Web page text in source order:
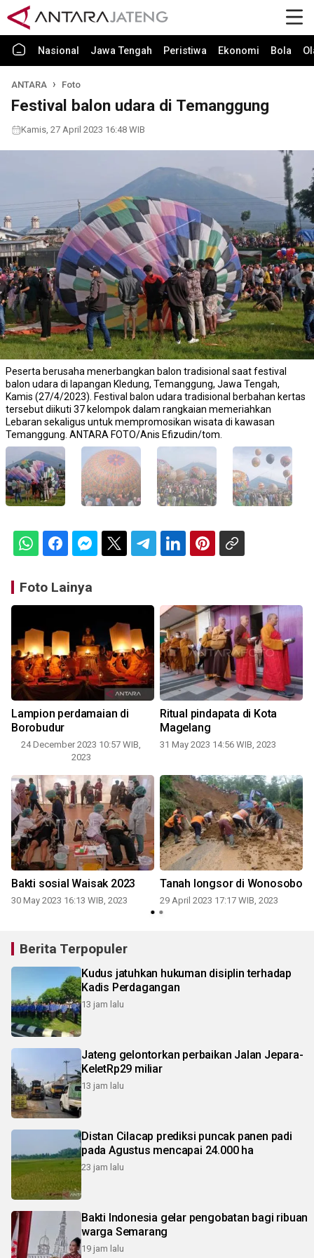
Nasional Jawa Tengah Peristiwa Ekonomi Bola
ANTARA Foto
Festival balon udara di Temanggung
Kamis, 27 April 2023 16:48 WIB
Peserta berusaha menerbangkan balon tradisional saat festival
balon udara di lapangan Kledung, Temanggung, Jawa Tengah,
Kamis (27/4/2023). Festival balon udara tradisional berbahan kertas
tersebut diikuti 37 kelompok dalam rangkaian memeriahkan
Lebaran sekaligus untuk mempromosikan wisata di kawasan
Temanggung. ANTARA FOTO/Anis Efizudin/tom.
Foto Lainya
Lampion perdamaian di
Borobudur
24 December 2023 10:57 WIB,
2023
Ritual pindapata di Kota
Magelang
31 May 2023 14:56 WIB, 2023
Bakti sosial Waisak 2023
30 May 2023 16:13 WIB, 2023
Tanah longsor di Wonosobo
29 April 2023 17:17 WIB, 2023
Berita Terpopuler
Kudus jatuhkan hukuman disiplin terhadap
Kadis Perdagangan
13 jam lalu
Jateng gelontorkan perbaikan Jalan Jepara-
KeletRp29 miliar
13 jam lalu
Distan Cilacap prediksi puncak panen padi
pada Agustus mencapai 24.000 ha
23 jam lalu
Bakti Indonesia gelar pengobatan bagi ribuan
warga Semarang
19 jam lalu